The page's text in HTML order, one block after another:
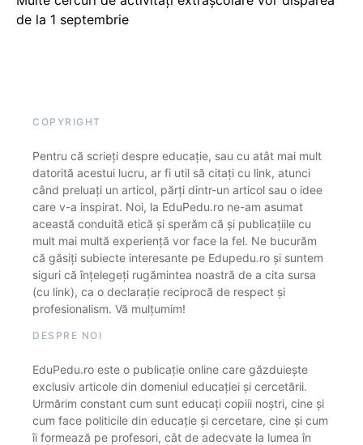
de la 1 septembrie
COPYRIGHT
Pentru că scrieți despre educație, sau cu atât mai mult
datorită acestui lucru, ar fi util să citați cu link, atunci
când preluați un articol, părți dintr-un articol sau o idee
care v-a inspirat. Noi, la EduPedu.ro ne-am asumat
această conduită etică și sperăm că și publicațiile cu
mult mai multă experiență vor face la fel. Ne bucurăm
că găsiți subiecte interesante pe Edupedu.ro și suntem
siguri că înțelegeți rugămintea noastră de a cita sursa
(cu link), ca o declarație reciprocă de respect și
profesionalism. Vă mulțumim!
DESPRE NOI
EduPedu.ro este o publicație online care găzduiește
exclusiv articole din domeniul educației și cercetării.
Urmărim constant cum sunt educați copiii noștri, cine și
cum face politicile din educație și cercetare, cine și cum
îi formează pe profesori, cât de adecvate la lumea în